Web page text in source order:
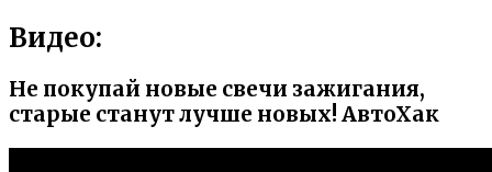
Видео:
Не покупай новые свечи зажигания,
старые станут лучше новых! АвтоХак